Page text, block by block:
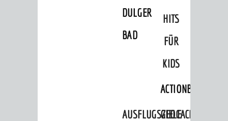
DULGER-
BAD
HITS
FÜR
KIDS
ACTIONBOUND
AUSFLUGSZIELEGEOCACHING